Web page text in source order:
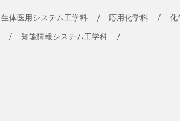
生体医用システム工学科 応用化学科 化
知能情報システム工学科